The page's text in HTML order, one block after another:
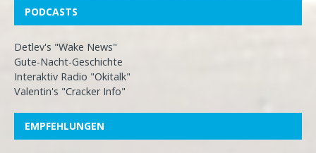
PODCASTS
Detlev's "Wake News"
Gute-Nacht-Geschichte
Interaktiv Radio "Okitalk"
Valentin's "Cracker Info"
EMPFEHLUNGEN